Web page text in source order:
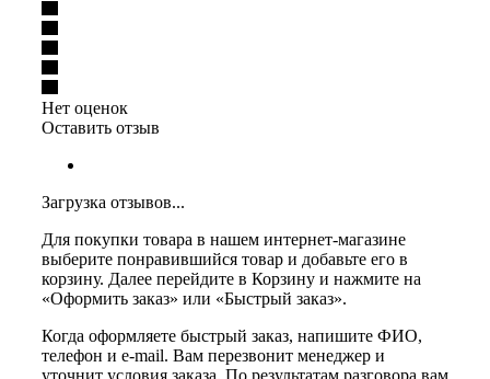
Нет оценок
Оставить отзыв
Загрузка отзывов...
Для покупки товара в нашем интернет-магазине
выберите понравившийся товар и добавьте его в
корзину. Далее перейдите в Корзину и нажмите на
«Оформить заказ» или «Быстрый заказ».
Когда оформляете быстрый заказ, напишите ФИО,
телефон и e-mail. Вам перезвонит менеджер и
уточнит условия заказа. По результатам разговора вам